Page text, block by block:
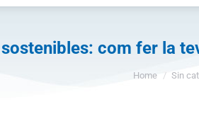
com fer la
Home Sin